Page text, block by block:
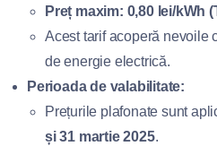
Preț maxim: 0,80 lei/kWh
Acest tarif acoperă nevoile
de energie electrică.
Perioada de valabilitate:
Prețurile plafonate sunt
și 31 martie 2025.